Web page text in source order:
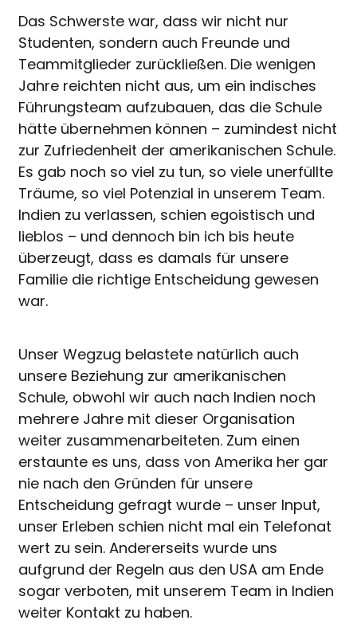
Das Schwerste war, dass wir nicht nur
Studenten, sondern auch Freunde und
Teammitglieder zurückließen. Die wenigen
Jahre reichten nicht aus, um ein indisches
Führungsteam aufzubauen, das die Schule
hätte übernehmen können – zumindest nicht
zur Zufriedenheit der amerikanischen Schule.
Es gab noch so viel zu tun, so viele unerfüllte
Träume, so viel Potenzial in unserem Team.
Indien zu verlassen, schien egoistisch und
lieblos – und dennoch bin ich bis heute
überzeugt, dass es damals für unsere
Familie die richtige Entscheidung gewesen
war.
Unser Wegzug belastete natürlich auch
unsere Beziehung zur amerikanischen
Schule, obwohl wir auch nach Indien noch
mehrere Jahre mit dieser Organisation
weiter zusammenarbeiteten. Zum einen
erstaunte es uns, dass von Amerika her gar
nie nach den Gründen für unsere
Entscheidung gefragt wurde – unser Input,
unser Erleben schien nicht mal ein Telefonat
wert zu sein. Andererseits wurde uns
aufgrund der Regeln aus den USA am Ende
sogar verboten, mit unserem Team in Indien
weiter Kontakt zu haben.